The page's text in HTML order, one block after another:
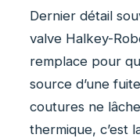
Dernier détail
valve Halkey-
remplace pour
source d’une
coutures ne
thermique, c’est